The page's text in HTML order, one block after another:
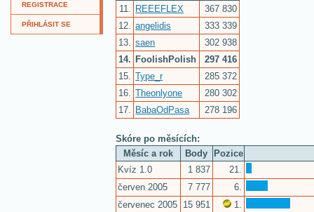
REGISTRACE
PŘIHLÁSIT SE
11.
REEEFLEX
367 830
12.
angelidis
333 339
13.
saen
302 938
14. FoolishPolish
297 416
15.
Type_r
285 372
16.
Theonlyone
280 302
17.
BabaOdPasa 278 196
Skóre po měsících:
Měsíc a rok
Body
Pozice
Kvíz 1.0
1 837
21.
červen 2005
7 777
6.
červenec 2005 15 951
1.